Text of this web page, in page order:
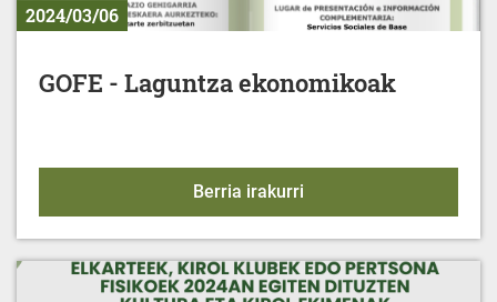
2024/03/06
GOFE - Laguntza ekonomikoak
Berria irakurri